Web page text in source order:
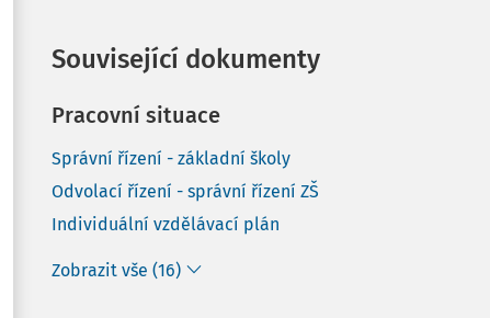
Související dokumenty
Pracovní situace
Správní řízení - základní školy
Odvolací řízení - správní řízení ZŠ
Individuální vzdělávací plán
Zobrazit vše (16)